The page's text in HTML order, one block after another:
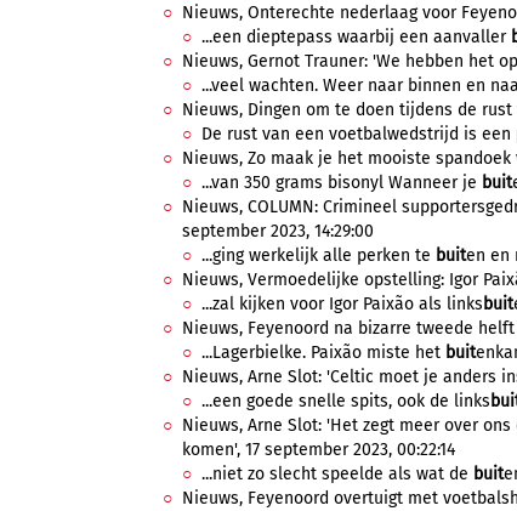
Nieuws, Onterechte nederlaag voor
...een dieptepass waarbij een aanvaller
Nieuws, Gernot Trauner: 'We hebben het
...veel wachten. Weer naar binnen en
Nieuws, Dingen om te doen tijdens de
De rust van een voetbalwedstrijd is
Nieuws, Zo maak je het mooiste
...van 350 grams bisonyl Wanneer je buit
Nieuws, COLUMN: Crimineel
september 2023, 14:29:00
...ging werkelijk alle perken te buiten en
Nieuws, Vermoedelijke opstelling: Igor
...zal kijken voor Igor Paixão als links buit
Nieuws, Feyenoord na bizarre tweede
...Lagerbielke. Paixão miste het buit
Nieuws, Arne Slot: 'Celtic moet je anders
...een goede snelle spits, ook de links
Nieuws, Arne Slot: 'Het zegt meer over
komen', 17 september 2023, 00:22:14
...niet zo slecht speelde als wat de buit
Nieuws, Feyenoord overtuigt met